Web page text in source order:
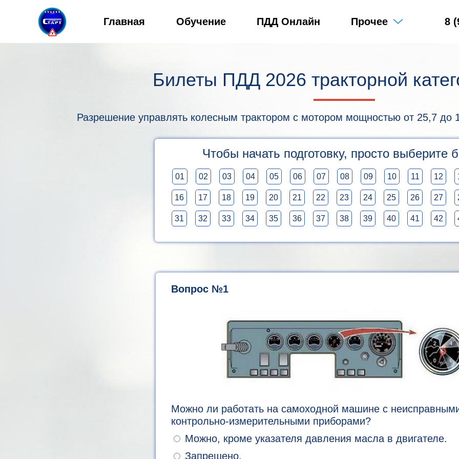
Главная Обучение ПДД Онлайн Прочее 8
Билеты ПДД 2026 тракторной
Разрешение управлять колесным трактором с мотором мощностью от 25,7 до
Чтобы начать подготовку, просто выберите
01 02 03 04 05 06 07 08 09 10 11 12
16 17 18 19 20 21 22 23 24 25 26 27
31 32 33 34 35 36 37 38 39 40 41 42
Вопрос №1
Можно ли работать на самоходной машине с
контрольно-измерительными приборами?
Можно, кроме указателя давления масла в двигателе.
Запрещено.